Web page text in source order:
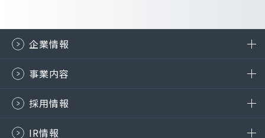
企業情報
事業内容
採用情報
IR情報